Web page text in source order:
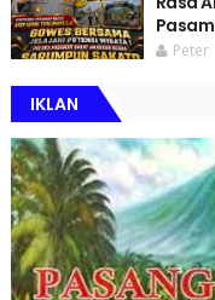
Peter
IKLAN